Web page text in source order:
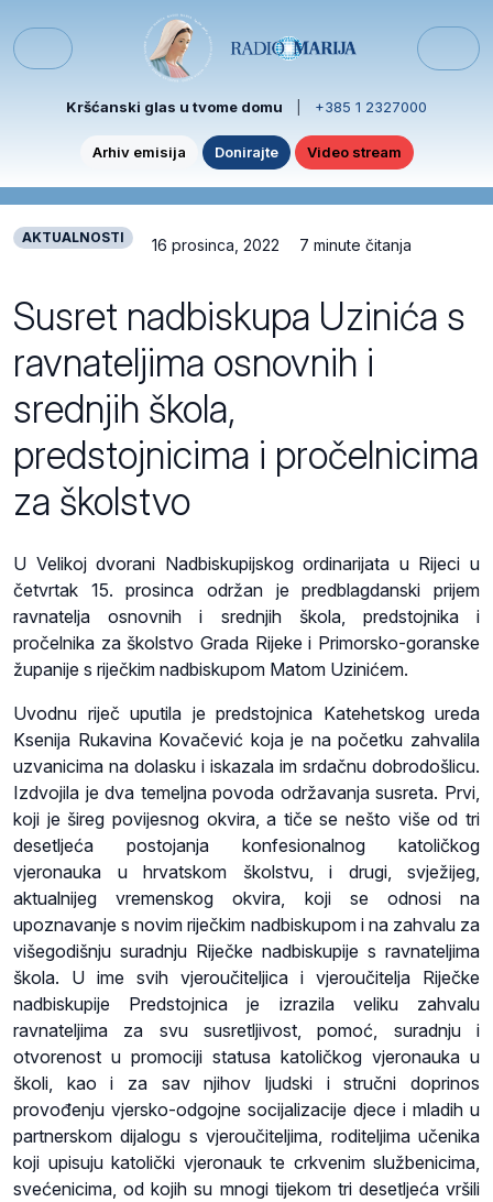
Menu
Kršćanski glas u tvome domu +385 1 2327000
Arhiv emisija Donirajte Video stream
AKTUALNOSTI 16 prosinca, 2022 7 minute čitanja
Susret nadbiskupa Uzinića s
ravnateljima osnovnih i
srednjih škola,
predstojnicima i pročelnicima
za školstvo
U Velikoj dvorani Nadbiskupijskog ordinarijata u Rijeci u
četvrtak 15. prosinca održan je predblagdanski prijem
ravnatelja osnovnih i srednjih škola, predstojnika i
pročelnika za školstvo Grada Rijeke i Primorsko-goranske
županije s riječkim nadbiskupom Matom Uzinićem.
Uvodnu riječ uputila je predstojnica Katehetskog ureda
Ksenija Rukavina Kovačević koja je na početku zahvalila
uzvanicima na dolasku i iskazala im srdačnu dobrodošlicu.
Izdvojila je dva temeljna povoda održavanja susreta. Prvi,
koji je šireg povijesnog okvira, a tiče se nešto više od tri
desetljeća postojanja konfesionalnog katoličkog
vjeronauka u hrvatskom školstvu, i drugi, svježijeg,
aktualnijeg vremenskog okvira, koji se odnosi na
upoznavanje s novim riječkim nadbiskupom i na zahvalu za
višegodišnju suradnju Riječke nadbiskupije s ravnateljima
škola. U ime svih vjeroučiteljica i vjeroučitelja Riječke
nadbiskupije Predstojnica je izrazila veliku zahvalu
ravnateljima za svu susretljivost, pomoć, suradnju i
otvorenost u promociji statusa katoličkog vjeronauka u
školi, kao i za sav njihov ljudski i stručni doprinos
provođenju vjersko-odgojne socijalizacije djece i mladih u
partnerskom dijalogu s vjeroučiteljima, roditeljima učenika
koji upisuju katolički vjeronauk te crkvenim službenicima,
svećenicima, od kojih su mnogi tijekom tri desetljeća vršili